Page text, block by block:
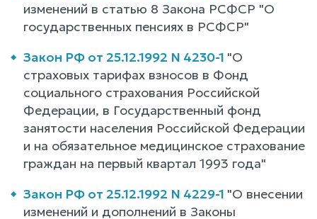
изменений в статью 8 Закона РСФСР "О
государственных пенсиях в РСФСР"
Закон РФ от 25.12.1992 N 4230-1 "О
страховых тарифах взносов в Фонд
социального страхования Российской
Федерации, в Государственный фонд
занятости населения Российской Федерации
и на обязательное медицинское страхование
граждан на первый квартал 1993 года"
Закон РФ от 25.12.1992 N 4229-1 "О внесении
изменений и дополнений в Законы